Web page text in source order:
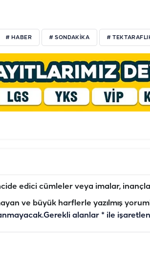
# HABER # SONDAKIKA #
edici cümleler veya imalar,
ve büyük harflerle yazılmış
Gerekli alanlar * ile